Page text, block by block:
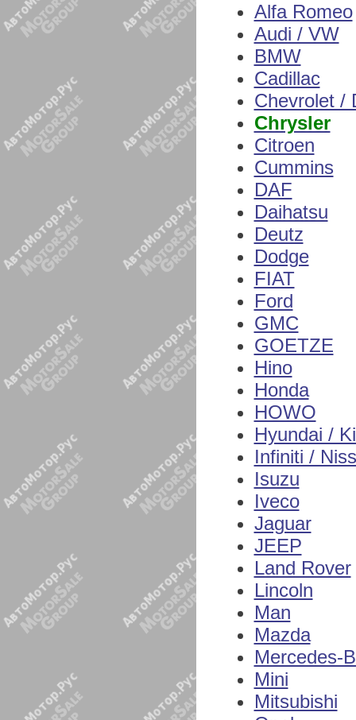
Alfa Romeo
Audi / VW
BMW
Cadillac
Chevrolet /
Chrysler
Citroen
Cummins
DAF
Daihatsu
Deutz
Dodge
FIAT
Ford
GMC
GOETZE
Hino
Honda
HOWO
Hyundai /
Infiniti /
Isuzu
Iveco
Jaguar
JEEP
Land Rover
Lincoln
Man
Mazda
Mercedes-
Mini
Mitsubishi